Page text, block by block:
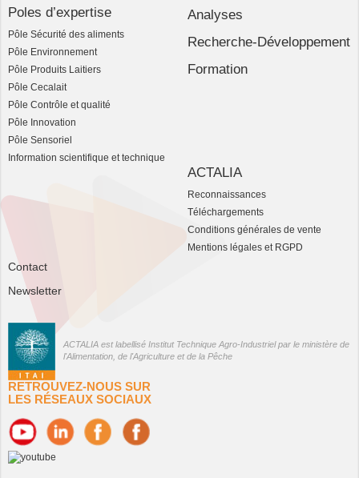
Poles d’expertise
Pôle Sécurité des aliments
Pôle Environnement
Pôle Produits Laitiers
Pôle Cecalait
Pôle Contrôle et qualité
Pôle Innovation
Pôle Sensoriel
Information scientifique et technique
Analyses
Recherche-Développement
Formation
ACTALIA
Reconnaissances
Téléchargements
Conditions générales de vente
Mentions légales et RGPD
Contact
Newsletter
ACTALIA est labellisé Institut Technique Agro-Industriel par le ministère de
l'Alimentation, de l'Agriculture et de la Pêche
RETROUVEZ-NOUS SUR
LES RÉSEAUX SOCIAUX